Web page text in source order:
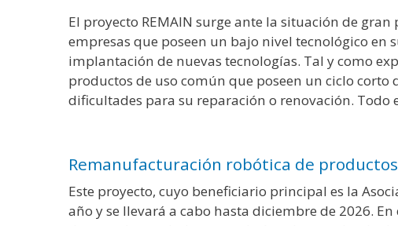
El proyecto REMAIN surge ante la situación de
empresas que poseen un bajo nivel tecnológico en
implantación de nuevas tecnologías. Tal y como
productos de uso común que poseen un ciclo
dificultades para su reparación o renovación.
Remanufacturación robótica de
Este proyecto, cuyo beneficiario principal es la
año y se llevará a cabo hasta diciembre de 2026.